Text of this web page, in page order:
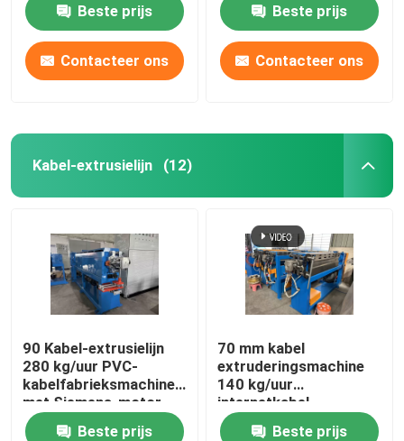
Beste prijs
Contacteer ons
Beste prijs
Contacteer ons
Kabel-extrusielijn (12)
90 Kabel-extrusielijn
280 kg/uur PVC-
kabelfabrieksmachine
met Siemens-motor
Beste prijs
70 mm kabel
extruderingsmachine
140 kg/uur
internetkabel
productielijn
Beste prijs